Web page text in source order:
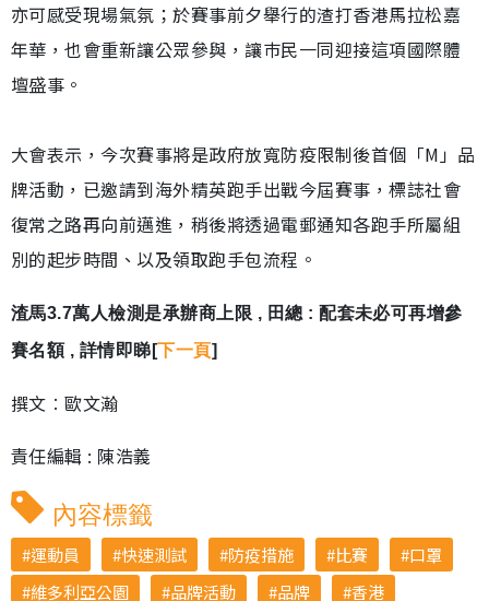
亦可感受現場氣氛；於賽事前夕舉行的渣打香港馬拉松嘉
年華，也會重新讓公眾參與，讓巿民一同迎接這項國際體
壇盛事。
大會表示，今次賽事將是政府放寬防疫限制後首個「M」品
牌活動，已邀請到海外精英跑手出戰今屆賽事，標誌社會
復常之路再向前邁進，稍後將透過電郵通知各跑手所屬組
別的起步時間、以及領取跑手包流程。
渣馬3.7萬人檢測是承辦商上限 , 田總 : 配套未必可再增參
賽名額 , 詳情即睇[下一頁]
撰文︰歐文瀚
責任編輯 : 陳浩義
內容標籤
運動員 快速測試 防疫措施 比賽
口罩
維多利亞公園
品牌活動 品牌
香港